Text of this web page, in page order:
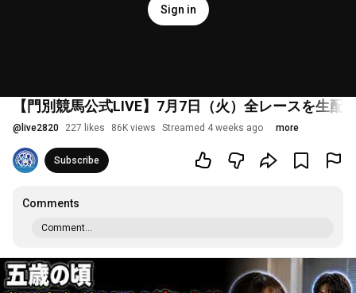
Sign in
【門別競馬公式LIVE】7月7日（火）全レースを生配
@ live2820 227 likes 86K views Streamed 4 weeks ago more
Subscribe
Comments
Comment...